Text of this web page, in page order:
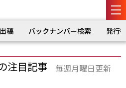
稿 バックナンバー検索 発行
注目記事 毎週月曜日更新